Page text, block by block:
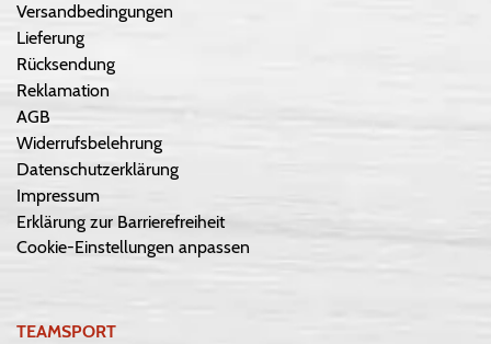
Versandbedingungen
Lieferung
Rücksendung
Reklamation
AGB
Widerrufsbelehrung
Datenschutzerklärung
Impressum
Erklärung zur Barrierefreiheit
Cookie-Einstellungen anpassen
TEAMSPORT